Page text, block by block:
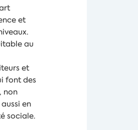
et
au
et
font des
non
en
sociale.